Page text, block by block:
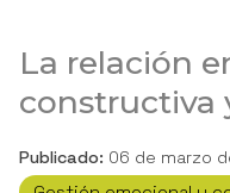
La relación
constructiva
Publicado: 06 de marzo